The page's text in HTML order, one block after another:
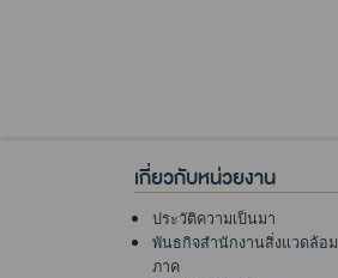
เกี่ยวกับหน่วยงาน
ประวัติความเป็นมา
พันธกิจสำนักงานสิ่งแวดล้อม
ภาค